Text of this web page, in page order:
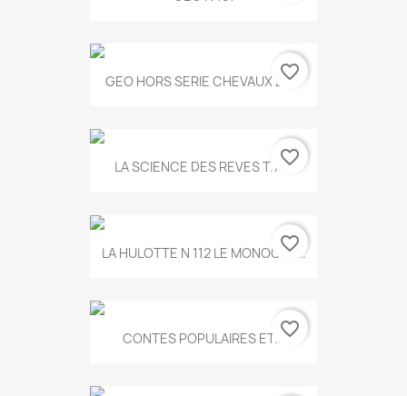
GEO HORS SERIE CHEVAUX ET...
favorite_border
LA SCIENCE DES REVES T.787
favorite_border
LA HULOTTE N 112 LE MONOCLE...
favorite_border
CONTES POPULAIRES ET...favorite_border